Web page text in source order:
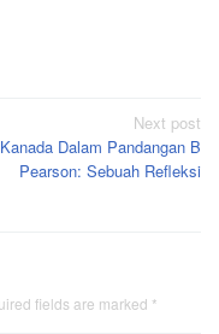
Next post
Kanada Dalam Pandangan B
Pearson: Sebuah Refleksi
fields are marked *